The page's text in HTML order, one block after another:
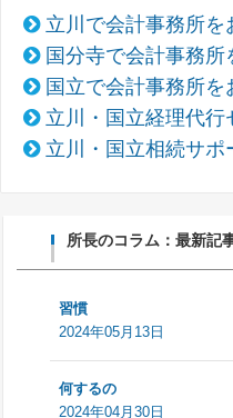
立川で会計事務所を
国分寺で会計事務所
国立で会計事務所を
立川・国立経理代行
立川・国立相続サポ
所長のコラム：最新記
習慣
2024年05月13日
何するの
2024年04月30日